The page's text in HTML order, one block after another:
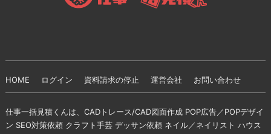
HOME ログイン 資料請求の停止 運営会社 お問い合わせ
仕事一括見積くんは、CADトレース/CAD図面作成 POP広告／POPデザイ
ン SEO対策依頼 クラフト手芸 デッサン依頼 ネイル／ネイリスト ハウス